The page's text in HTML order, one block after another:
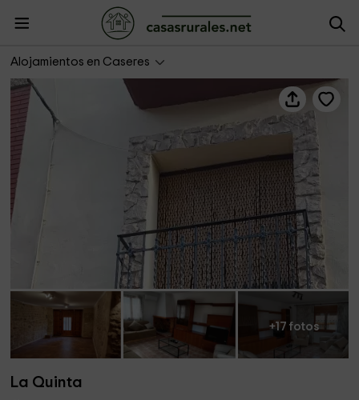
Alojamientos en Caseres
+17 fotos
La Quinta